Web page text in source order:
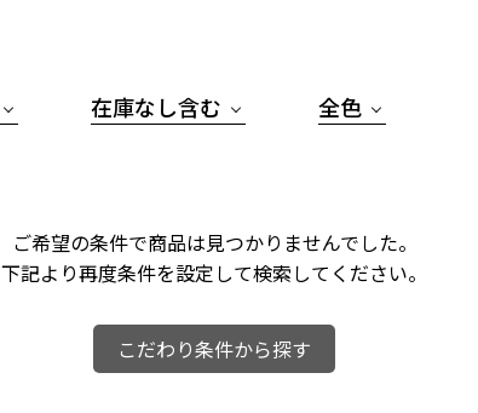
在庫なし含む 全色
ご希望の条件で商品は見つかりませんでした。
下記より再度条件を設定して検索してください。
こだわり条件から探す